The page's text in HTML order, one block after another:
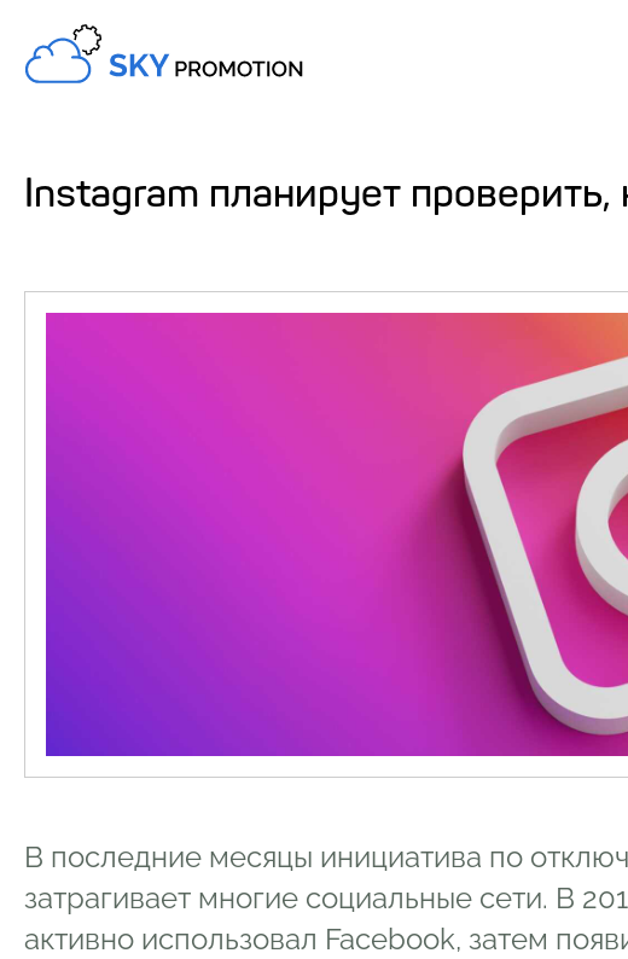
Instagram планирует
В последние месяцы инициатива по
затрагивает многие социальные сети. В
активно использовал Facebook, затем